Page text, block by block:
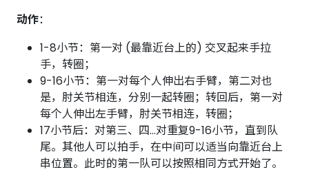
动作：
1-8小节：第一对 (最靠近台上的) 交叉起来手拉
手，转圈；
9-16小节：第一对每个人伸出右手臂，第二对也
是，肘关节相连，分别一起转圈；转回后，第一对
每个人伸出左手臂，肘关节相连，转圈；
17小节后：对第三、四…对重复9-16小节，直到队
尾。其他人可以拍手，在中间可以适当向靠近台上
串位置。此时的第一队可以按照相同方式开始了。